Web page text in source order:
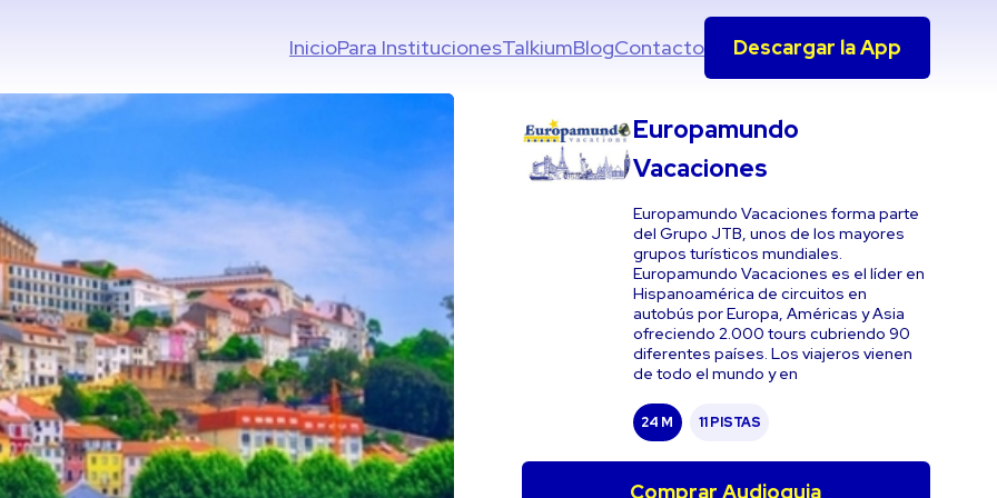
InicioPara InstitucionesTalkiumBlogContacto Descargar la App
Europamundo
Vacaciones
Europamundo Vacaciones forma parte
del Grupo JTB, unos de los mayores
grupos turísticos mundiales.
Europamundo Vacaciones es el líder en
Hispanoamérica de circuitos en
autobús por Europa, Américas y Asia
ofreciendo 2.000 tours cubriendo 90
diferentes países. Los viajeros vienen
de todo el mundo y en
24 M 11 PISTAS
Comprar Audioguia